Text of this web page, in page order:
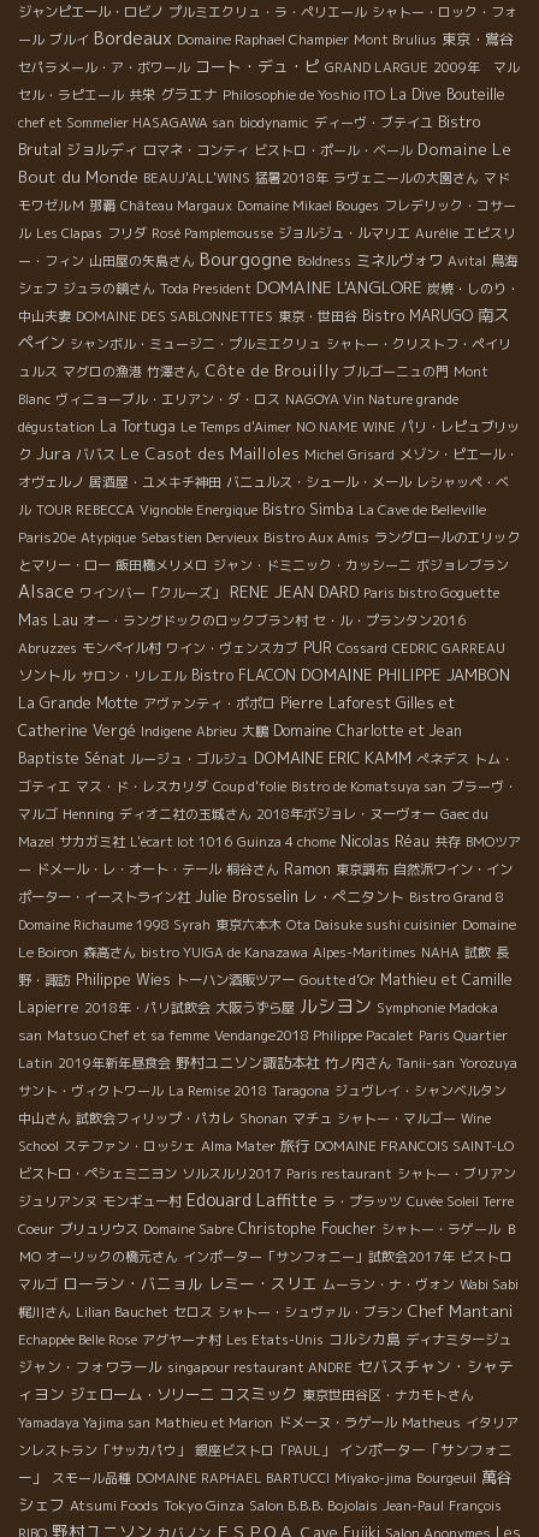
ジャンピエール・ロビノ プルミエクリュ・ラ・ペリエール シャトー・ロック・フォ
ール ブルイ Bordeaux Domaine Raphael Champier Mont Brulius 東京・鴬谷
セパラメール・ア・ボワール コート・デュ・ピ GRAND LARGUE 2009年 マル
セル・ラピエール 共栄 グラエナ Philosophie de Yoshio ITO La Dive Bouteille
chef et Sommelier HASAGAWA san biodynamic ディーヴ・ブテイユ Bistro
Brutal ジョルディ ロマネ・コンティ ビストロ・ポール・ベール Domaine Le
Bout du Monde BEAUJ'ALL'WINS 猛暑2018年 ラヴェニールの大園さん マド
モワゼルＭ 那覇 Château Margaux Domaine Mikael Bouges フレデリック・コサー
ル Les Clapas フリダ Rosé Pamplemousse ジョルジュ・ルマリエ Aurélie エピスリ
ー・フィン 山田屋の矢島さん Bourgogne Boldness ミネルヴォワ Avital 鳥海
シェフ ジュラの鏡さん Toda President DOMAINE L'ANGLORE 炭焼・しのり・
中山夫妻 DOMAINE DES SABLONNETTES 東京・世田谷 Bistro MARUGO 南ス
ペイン シャンボル・ミュージニ・プルミエクリュ シャトー・クリストフ・ペイリ
ュルス マグロの漁港 竹澤さん Côte de Brouilly ブルゴーニュの門 Mont
Blanc ヴィニョーブル・エリアン・ダ・ロス NAGOYA Vin Nature grande
dégustation La Tortuga Le Temps d'Aimer NO NAME WINE パリ・レピュブリッ
ク Jura ババス Le Casot des Mailloles Michel Grisard メゾン・ピエール・
オヴェルノ 居酒屋・ユメキチ神田 バニュルス・シュール・メール レシャッペ・ベ
ル TOUR REBECCA Vignoble Energique Bistro Simba La Cave de Belleville
Paris20e Atypique Sebastien Dervieux Bistro Aux Amis ラングロールのエリック
とマリー・ロー 飯田橋メリメロ ジャン・ドミニック・カッシーニ ボジョレブラン
Alsace ワインバー「クルーズ」 RENE JEAN DARD Paris bistro Goguette
Mas Lau オー・ラングドックのロックブラン村 セ・ル・プランタン2016
Abruzzes モンペイル村 ワイン・ヴェンスカブ PUR Cossard CEDRIC GARREAU
ソントル サロン・リレエル Bistro FLACON DOMAINE PHILIPPE JAMBON
La Grande Motte アヴァンティ・ポポロ Pierre Laforest Gilles et
Catherine Vergé Indigene Abrieu 大鵬 Domaine Charlotte et Jean
Baptiste Sénat ルージュ・ゴルジュ DOMAINE ERIC KAMM ぺネデス トム・
ゴティエ マス・ド・レスカリダ Coup d'folie Bistro de Komatsuya san ブラーヴ・
マルゴ Henning ディオニ社の玉城さん 2018年ボジョレ・ヌーヴォー Gaec du
Mazel サカガミ社 L'écart lot 1016 Guinza 4 chome Nicolas Réau 共存 BMOツア
ー ドメール・レ・オート・テール 桐谷さん Ramon 東京調布 自然派ワイン・イン
ポーター・イーストライン社 Julie Brosselin レ・ぺニタント Bistro Grand 8
Domaine Richaume 1998 Syrah 東京六本木 Ota Daisuke sushi cuisinier Domaine
Le Boiron 森高さん bistro YUIGA de Kanazawa Alpes-Maritimes NAHA 試飲 長
野・諏訪 Philippe Wies トーハン酒販ツアー Goutte d’Or Mathieu et Camille
Lapierre 2018年・パリ試飲会 大阪うずら屋 ルシヨン Symphonie Madoka
san Matsuo Chef et sa femme Vendange2018 Philippe Pacalet Paris Quartier
Latin 2019年新年昼食会 野村ユニソン諏訪本社 竹ノ内さん Tanii-san Yorozuya
サント・ヴィクトワール La Remise 2018 Taragona ジュヴレイ・シャンベルタン
中山さん 試飲会フィリップ・パカレ Shonan マチュ シャトー・マルゴー Wine
School ステファン・ロッシェ Alma Mater 旅行 DOMAINE FRANCOIS SAINT-LO
ビストロ・ペシェミニヨン ソルスルリ2017 Paris restaurant シャトー・ブリアン
ジュリアンヌ モンギュー村 Edouard Laffitte ラ・プラッツ Cuvée Soleil Terre
Coeur ブリュリウス Domaine Sabre Christophe Foucher シャトー・ラゲール Ｂ
ＭО オーリックの橋元さん インポーター「サンフォニー」試飲会2017年 ビストロ
マルゴ ローラン・バニョル レミー・スリエ ムーラン・ナ・ヴォン Wabi Sabi
梶川さん Lilian Bauchet セロス シャトー・シュヴァル・ブラン Chef Mantani
Echappée Belle Rose アグヤーナ村 Les Etats-Unis コルシカ島 ディナミタージュ
ジャン・フォワラール singapour restaurant ANDRE セバスチャン・シャテ
ィヨン ジェローム・ソリーニ コスミック 東京世田谷区・ナカモトさん
Yamadaya Yajima san Mathieu et Marion ドメーヌ・ラゲール Matheus イタリア
ンレストラン「サッカパウ」
銀座ビストロ「PAUL」
インポーター「サンフォニ
ー」
スモール品種 DOMAINE RAPHAEL BARTUCCI Miyako-jima Bourgeuil 萬谷
シェフ Atsumi Foods Tokyo Ginza Salon B.B.B. Bojolais Jean-Paul François
野村ユニソン ＥＳＰＯＡ Ｃave Fujiki Les